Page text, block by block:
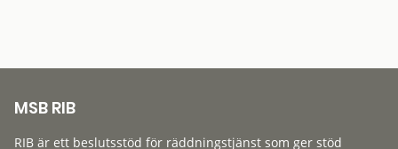
MSB RIB
RIB är ett beslutsstöd för räddningstjänst som ger stöd